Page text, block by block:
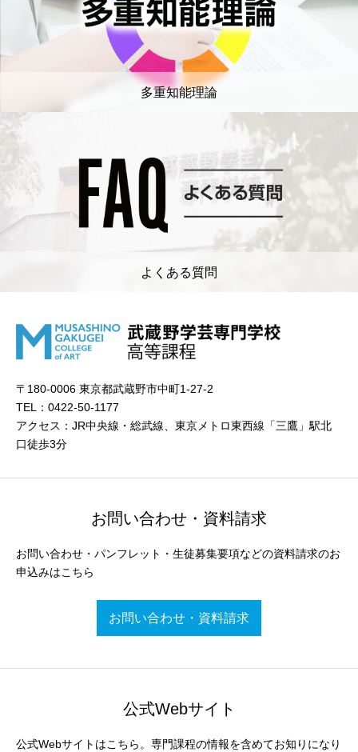
多重知能理論
よくある質問
〒180-0006 東京都武蔵野市中町1-27-2
TEL：0422-50-1177
アクセス：JR中央線・総武線、東京メトロ東西線「三鷹」駅北
口徒歩3分
お問い合わせ・資料請求
お問い合わせ・パンフレット・生徒募集要項などの資料請求のお
申込みはこちら
お問い合わせ・資料請求
公式Webサイト
公式Webサイトはこちら。専門課程の情報を含めてお知りになり